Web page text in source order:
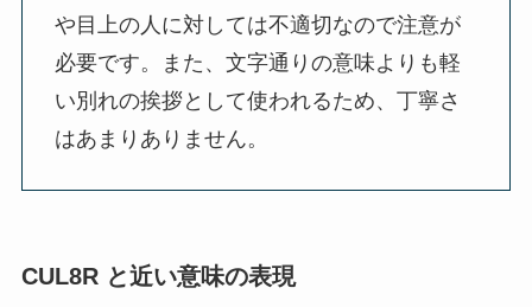
や目上の人に対しては不適切なので注意が
必要です。また、文字通りの意味よりも軽
い別れの挨拶として使われるため、丁寧さ
はあまりありません。
CUL8R と近い意味の表現